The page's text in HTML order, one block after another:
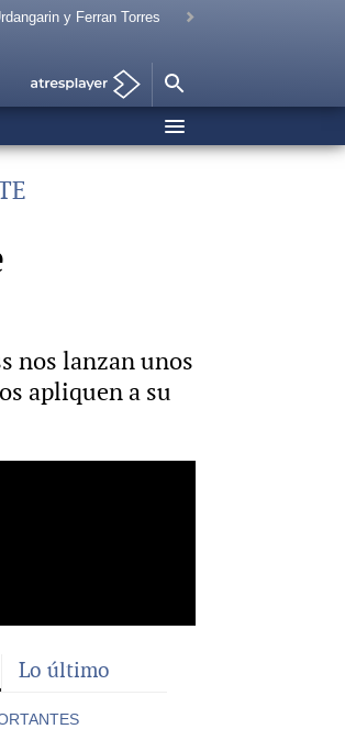
y Ferran Torres
nos lanzan unos
apliquen a su
Lo último